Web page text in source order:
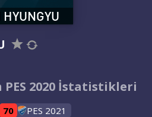
2020 İstatistikleri
70
PES 2021